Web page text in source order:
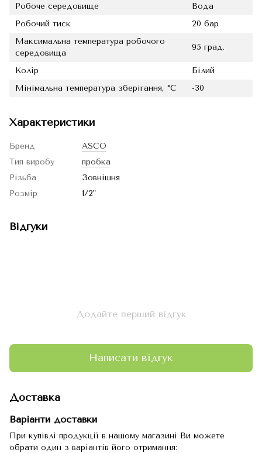
Робоче середовище
Вода
Робочий тиск
20 бар
Максимальна температура робочого
середовища
95 град.
Колір
Білий
Мінімальна температура зберігання, °C
-30
Характеристики
Бренд
ASCO
Тип виробу
пробка
Різьба
Зовнішня
Розмір
1/2"
Відгуки
Додайте перший відгук
Написати відгук
Доставка
Варіанти доставки
При купівлі продукції в нашому магазині Ви можете
обрати один з варіантів його отримання: